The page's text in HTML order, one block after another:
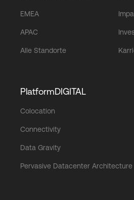
EMEA
APAC
Alle Standorte
PlatformDIGITAL
Colocation
Connectivity
Data Gravity
Pervasive Datacenter Architecture